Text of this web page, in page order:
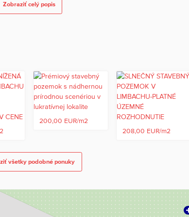
pôvodného terénu
Zobraziť celý popis
200,00 EUR/m2
208,00 EUR/m2
všetky podobné ponuky